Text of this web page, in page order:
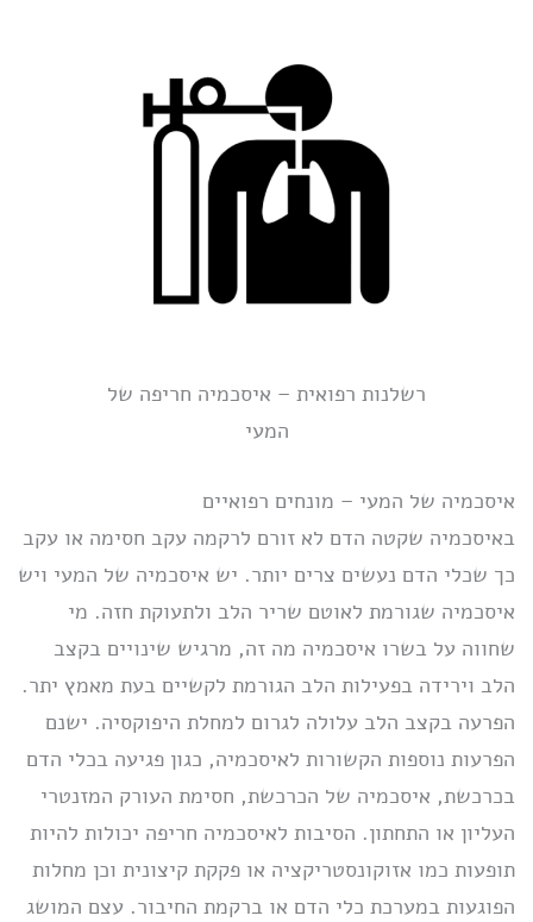
רשלנות רפואית – איסכמיה חריפה של
המעי
איסכמיה של המעי – מונחים רפואיים
באיסכמיה שקטה הדם לא זורם לרקמה עקב חסימה או עקב
כך שכלי הדם נעשים צרים יותר. יש איסכמיה של המעי ויש
איסכמיה שגורמת לאוטם שריר הלב ולתעוקת חזה. מי
שחווה על בשרו איסכמיה מה זה, מרגיש שינויים בקצב
הלב וירידה בפעילות הלב הגורמת לקשיים בעת מאמץ יתר.
הפרעה בקצב הלב עלולה לגרום למחלת היפוקסיה. ישנם
הפרעות נוספות הקשורות לאיסכמיה, כגון פגיעה בכלי הדם
בכרכשת, איסכמיה של הכרכשת, חסימת העורק המזנטרי
העליון או התחתון. הסיבות לאיסכמיה חריפה יכולות להיות
תופעות כמו אזוקונסטריקציה או פקקת קיצונית וכן מחלות
הפוגעות במערכת כלי הדם או ברקמת החיבור. עצם המושג